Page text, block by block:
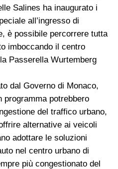
Salines ha inaugurato i
all’ingresso di
è possibile percorrere tutta
imboccando il centro
Passerella Wurtemberg
dal Governo di Monaco,
potrebbero
del traffico urbano,
alternative ai veicoli
adottare le soluzioni
nel centro urbano di
più congestionato del